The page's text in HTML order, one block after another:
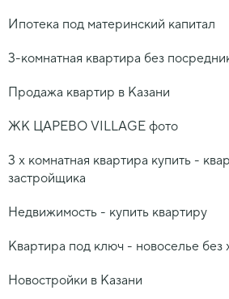
Ипотека под материнский капитал
3-комнатная квартира без
Продажа квартир в Казани
ЖК ЦАРЕВО VILLAGE фото
3 х комнатная квартира купить -
застройщика
Недвижимость - купить квартиру
Квартира под ключ - новоселье без
Новостройки в Казани